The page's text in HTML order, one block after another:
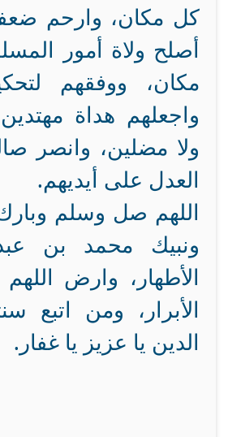
كل مكان، وارحم
أصلح ولاة أمور
مكان، ووفقهم
واجعلهم هداة
ولا مضلين، وانصر
العدل على أيديهم.
اللهم صل وسلم
ونبيك محمد بن
الأطهار، وارض
الأبرار، ومن اتبع
الدين يا عزيز يا غفار.